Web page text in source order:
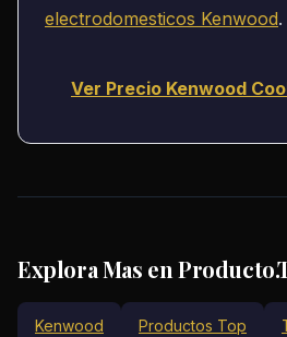
electrodomesticos Kenwood.
Ver Precio Kenwood
Explora Mas en
Kenwood Productos Top